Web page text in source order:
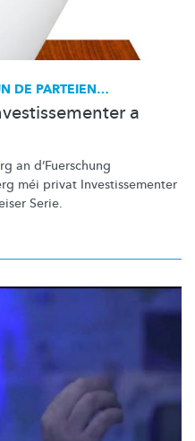
DE PARTEIEN…
a
an d’Fuerschung
méi privat Investissementer
Serie.